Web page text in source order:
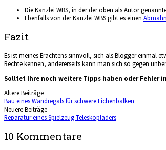
Die Kanzlei WBS, in der der oben als Autor
Ebenfalls von der Kanzlei WBS gibt es einen
Fazit
Es ist meines Erachtens sinnvoll, sich als Blogger einmal
Rechte kennen, andererseits kann man sich so gegen
Solltet Ihre noch weitere Tipps haben oder
Beitragsnavigation
Ältere Beiträge
Bau eines Wandregals für schwere Eichenbalken
Neuere Beiträge
Reparatur eines Spielzeug-Teleskopladers
10 Kommentare